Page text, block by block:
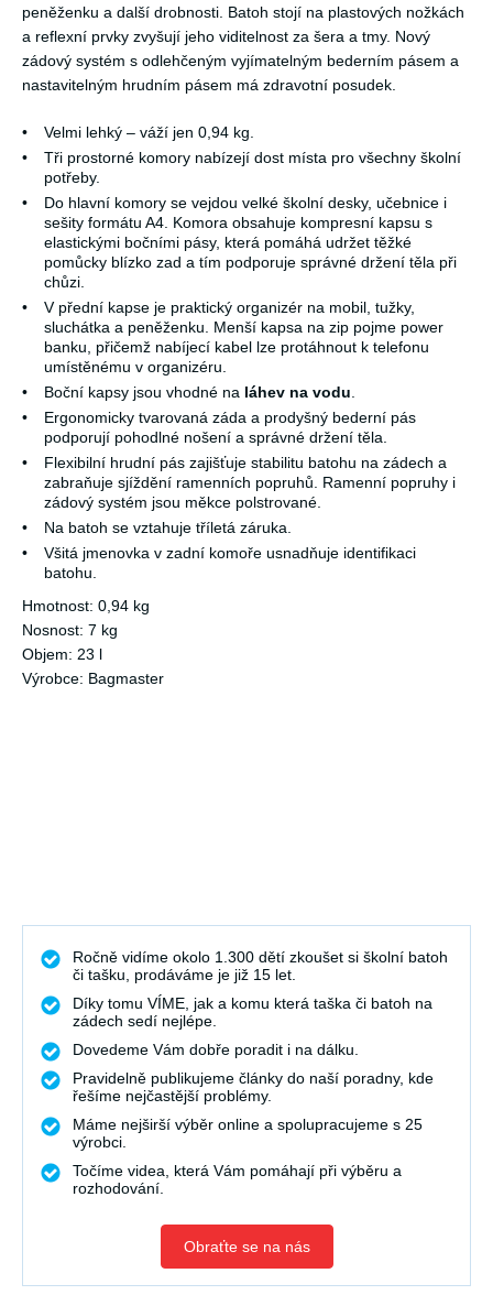
peněženku a další drobnosti. Batoh stojí na plastových nožkách
a reflexní prvky zvyšují jeho viditelnost za šera a tmy. Nový
zádový systém s odlehčeným vyjímatelným bederním pásem a
nastavitelným hrudním pásem má zdravotní posudek.
•
Velmi lehký – váží jen 0,94 kg.
•
Tři prostorné komory nabízejí dost místa pro všechny školní
potřeby.
•
Do hlavní komory se vejdou velké školní desky, učebnice i
sešity formátu A4. Komora obsahuje kompresní kapsu s
elastickými bočními pásy, která pomáhá udržet těžké
pomůcky blízko zad a tím podporuje správné držení těla při
chůzi.
•
V přední kapse je praktický organizér na mobil, tužky,
sluchátka a peněženku. Menší kapsa na zip pojme power
banku, přičemž nabíjecí kabel lze protáhnout k telefonu
umístěnému v organizéru.
•
Boční kapsy jsou vhodné na láhev na vodu.
•
Ergonomicky tvarovaná záda a prodyšný bederní pás
podporují pohodlné nošení a správné držení těla.
•
Flexibilní hrudní pás zajišťuje stabilitu batohu na zádech a
zabraňuje sjíždění ramenních popruhů. Ramenní popruhy i
zádový systém jsou měkce polstrované.
•
Na batoh se vztahuje tříletá záruka.
•
Všitá jmenovka v zadní komoře usnadňuje identifikaci
batohu.
Hmotnost: 0,94 kg
Nosnost: 7 kg
Objem: 23 l
Výrobce: Bagmaster
Ročně vidíme okolo 1.300 dětí zkoušet si školní batoh
či tašku, prodáváme je již 15 let.
Díky tomu VÍME, jak a komu která taška či batoh na
zádech sedí nejlépe.
Dovedeme Vám dobře poradit i na dálku.
Pravidelně publikujeme články do naší poradny, kde
řešíme nejčastější problémy.
Máme nejširší výběr online a spolupracujeme s 25
výrobci.
Točíme videa, která Vám pomáhají při výběru a
rozhodování.
Obraťte se na nás